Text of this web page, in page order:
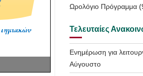
Ωρολόγιο Πρόγραμμα
Τελευταίες
Ενημέρωση για
Αύγουστο